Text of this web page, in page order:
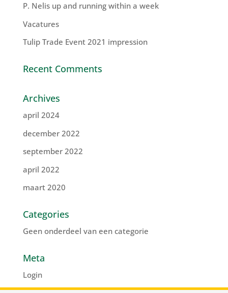
P. Nelis up and running within a week
Vacatures
Tulip Trade Event 2021 impression
Recent Comments
Archives
april 2024
december 2022
september 2022
april 2022
maart 2020
Categories
Geen onderdeel van een categorie
Meta
Login